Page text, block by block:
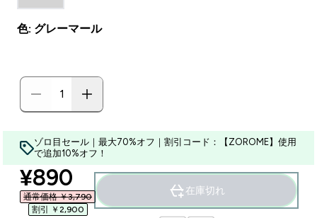
色: グレーマール
ゾロ目セール｜最大70%オフ｜割引コード：【ZOROME】使用
で追加10%オフ！
discounted price
¥890‎
通常価格 ￥3,790‎
割引 ￥2,900‎
在庫切れ